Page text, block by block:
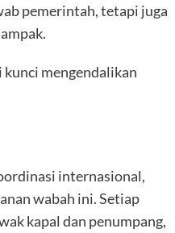
pemerintah, tetapi juga
kunci mengendalikan
internasional,
wabah ini. Setiap
kapal dan penumpang,